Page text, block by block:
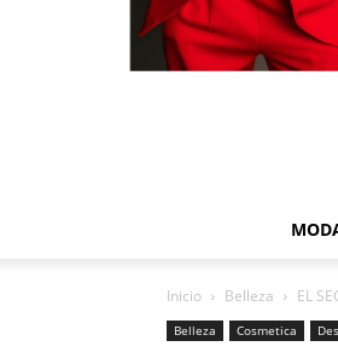
Inicio Belleza EL
Belleza Cosmetica